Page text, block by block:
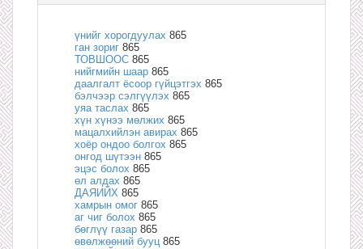
үнийг хорогдуулах 865
ган зориг 865
ТОВШООС 865
нийгмийн шаар 865
даалгалт ёсоор гүйцэтгэх 865
бэлчээр сэлгүүлэх 865
уяа таслах 865
хүн хүнээ мөлжих 865
мацалхийлэн авирах 865
хоёр ондоо болгох 865
онгод шүтээн 865
эцэс болох 865
өл алдах 865
ДАЯИЙХ 865
хамрын омог 865
аг чиг болох 865
бөглүү газар 865
өвөлжөөний бууц 865